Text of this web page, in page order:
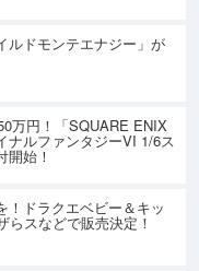
ルドモンテエナジー」が
万円！「SQUARE ENIX
ナルファンタジーVI 1/6ス
開始！
！ドラクエベビー＆キッ
らスなどで販売決定！